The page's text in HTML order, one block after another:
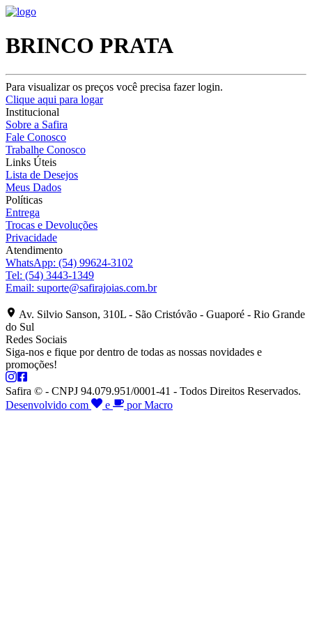
BRINCO PRATA
Para visualizar os preços você precisa fazer login.
Clique aqui para logar
Institucional
Sobre a Safira
Fale Conosco
Trabalhe Conosco
Links Úteis
Lista de Desejos
Meus Dados
Políticas
Entrega
Trocas e Devoluções
Privacidade
Atendimento
WhatsApp: (54) 99624-3102
Tel: (54) 3443-1349
Email: suporte@safirajoias.com.br
Av. Silvio Sanson, 310L - São Cristóvão - Guaporé - Rio Grande
do Sul
Redes Sociais
Siga-nos e fique por dentro de todas as nossas novidades e
promoções!
Safira © - CNPJ 94.079.951/0001-41 - Todos Direitos Reservados.
Desenvolvido com
e por Macro